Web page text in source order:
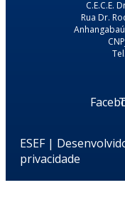
C.E.C.E.
Rua Dr.
Anhangabaú
ESEF |
privacidade